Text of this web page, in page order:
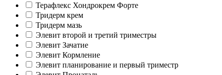
Терафлекс Хондрокрем Форте
Тридерм крем
Тридерм мазь
Элевит второй и третий триместры
Элевит Зачатие
Элевит Кормление
Элевит планирование и первый триместр